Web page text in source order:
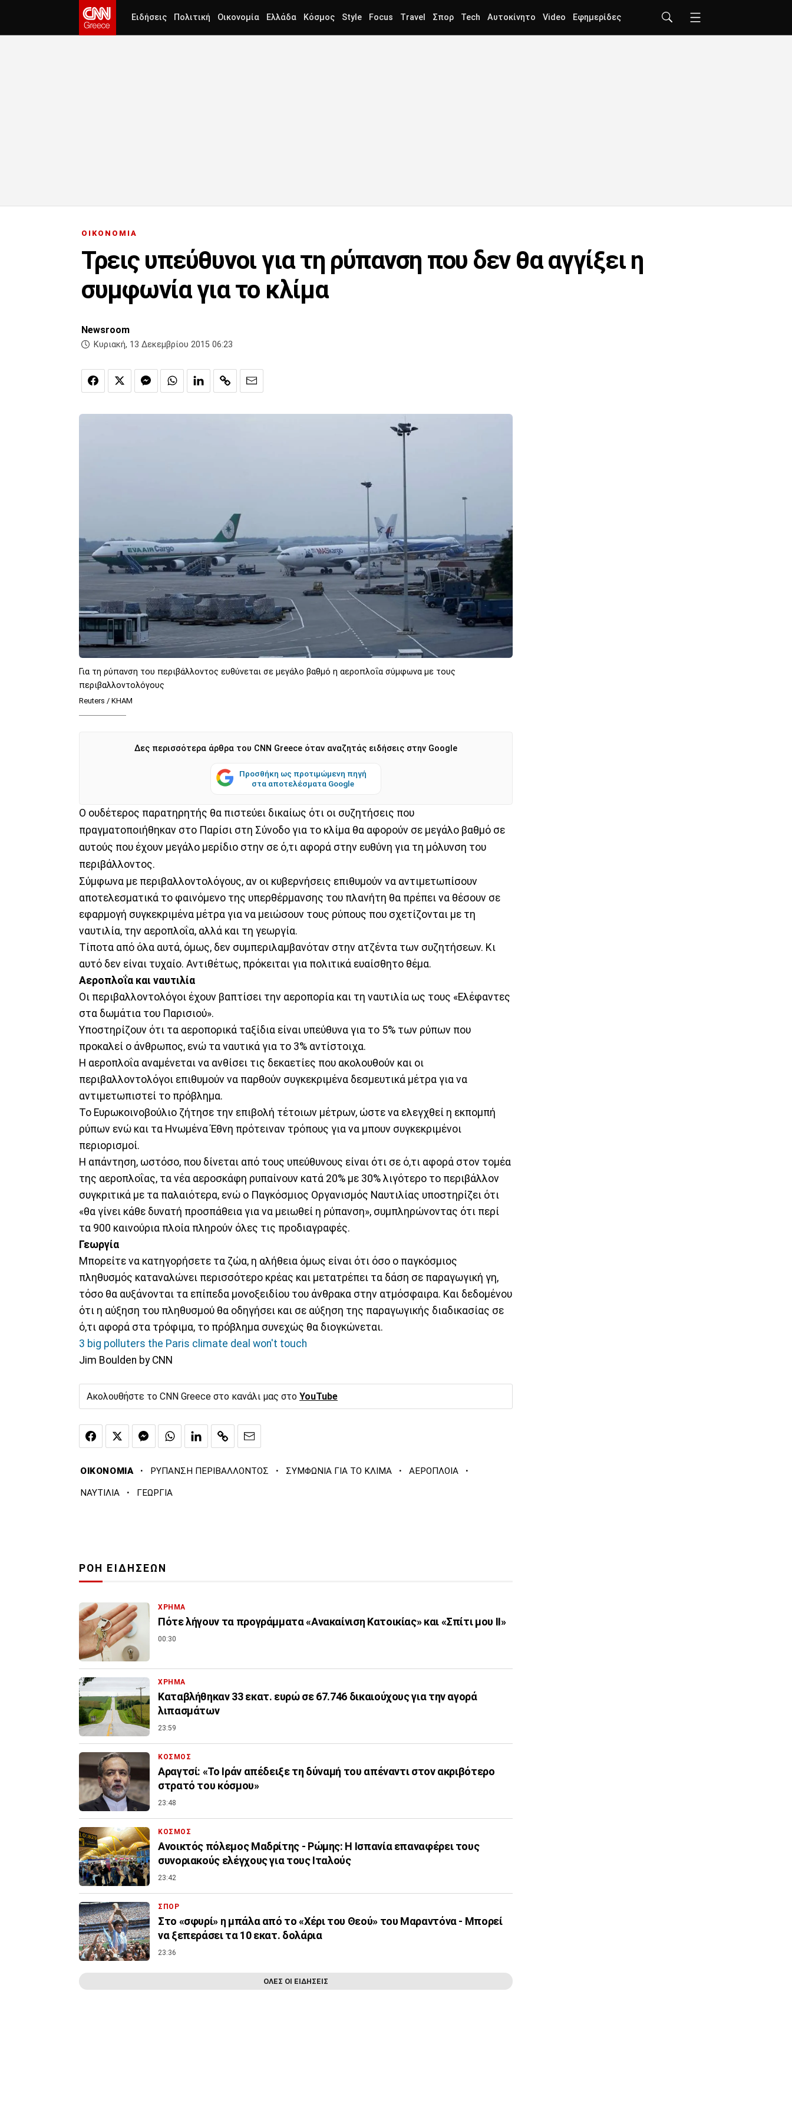
Ειδήσεις Πολιτική Οικονομία Ελλάδα Κόσμος Style Focus Travel Σπορ Tech Αυτοκίνητο Video Εφημερίδες
ΟΙΚΟΝΟΜΙΑ
Τρεις υπεύθυνοι για τη ρύπανση που δεν θα αγγίξει η
συμφωνία για το κλίμα
Newsroom
Κυριακή, 13 Δεκεμβρίου 2015 06:23
Για τη ρύπανση του περιβάλλοντος ευθύνεται σε μεγάλο βαθμό η αεροπλοΐα σύμφωνα με τους
περιβαλλοντολόγους
Reuters / KHAM
Δες περισσότερα άρθρα του CNN Greece όταν αναζητάς ειδήσεις στην Google
Προσθήκη ως προτιμώμενη πηγή
στα αποτελέσματα Google
Ο ουδέτερος παρατηρητής θα πιστεύει δικαίως ότι οι συζητήσεις που
πραγματοποιήθηκαν στο Παρίσι στη Σύνοδο για το κλίμα θα αφορούν σε μεγάλο βαθμό σε
αυτούς που έχουν μεγάλο μερίδιο στην σε ό,τι αφορά στην ευθύνη για τη μόλυνση του
περιβάλλοντος.
Σύμφωνα με περιβαλλοντολόγους, αν οι κυβερνήσεις επιθυμούν να αντιμετωπίσουν
αποτελεσματικά το φαινόμενο της υπερθέρμανσης του πλανήτη θα πρέπει να θέσουν σε
εφαρμογή συγκεκριμένα μέτρα για να μειώσουν τους ρύπους που σχετίζονται με τη
ναυτιλία, την αεροπλοΐα, αλλά και τη γεωργία.
Τίποτα από όλα αυτά, όμως, δεν συμπεριλαμβανόταν στην ατζέντα των συζητήσεων. Κι
αυτό δεν είναι τυχαίο. Αντιθέτως, πρόκειται για πολιτικά ευαίσθητο θέμα.
Αεροπλοΐα και ναυτιλία
Οι περιβαλλοντολόγοι έχουν βαπτίσει την αεροπορία και τη ναυτιλία ως τους «Ελέφαντες
στα δωμάτια του Παρισιού».
Υποστηρίζουν ότι τα αεροπορικά ταξίδια είναι υπεύθυνα για το 5% των ρύπων που
προκαλεί ο άνθρωπος, ενώ τα ναυτικά για το 3% αντίστοιχα.
Η αεροπλοΐα αναμένεται να ανθίσει τις δεκαετίες που ακολουθούν και οι
περιβαλλοντολόγοι επιθυμούν να παρθούν συγκεκριμένα δεσμευτικά μέτρα για να
αντιμετωπιστεί το πρόβλημα.
Το Ευρωκοινοβούλιο ζήτησε την επιβολή τέτοιων μέτρων, ώστε να ελεγχθεί η εκπομπή
ρύπων ενώ και τα Ηνωμένα Έθνη πρότειναν τρόπους για να μπουν συγκεκριμένοι
περιορισμοί.
Η απάντηση, ωστόσο, που δίνεται από τους υπεύθυνους είναι ότι σε ό,τι αφορά στον τομέα
της αεροπλοΐας, τα νέα αεροσκάφη ρυπαίνουν κατά 20% με 30% λιγότερο το περιβάλλον
συγκριτικά με τα παλαιότερα, ενώ ο Παγκόσμιος Οργανισμός Ναυτιλίας υποστηρίζει ότι
«θα γίνει κάθε δυνατή προσπάθεια για να μειωθεί η ρύπανση», συμπληρώνοντας ότι περί
τα 900 καινούρια πλοία πληρούν όλες τις προδιαγραφές.
Γεωργία
Μπορείτε να κατηγορήσετε τα ζώα, η αλήθεια όμως είναι ότι όσο ο παγκόσμιος
πληθυσμός καταναλώνει περισσότερο κρέας και μετατρέπει τα δάση σε παραγωγική γη,
τόσο θα αυξάνονται τα επίπεδα μονοξειδίου του άνθρακα στην ατμόσφαιρα. Και δεδομένου
ότι η αύξηση του πληθυσμού θα οδηγήσει και σε αύξηση της παραγωγικής διαδικασίας σε
ό,τι αφορά στα τρόφιμα, το πρόβλημα συνεχώς θα διογκώνεται.
3 big polluters the Paris climate deal won't touch
Jim Boulden by CNN
Ακολουθήστε το CNN Greece στο κανάλι μας στο YouTube
ΟΙΚΟΝΟΜΙΑ · ΡΥΠΑΝΣΗ ΠΕΡΙΒΑΛΛΟΝΤΟΣ · ΣΥΜΦΩΝΙΑ ΓΙΑ ΤΟ ΚΛΙΜΑ · ΑΕΡΟΠΛΟΙΑ ·
ΝΑΥΤΙΛΙΑ · ΓΕΩΡΓΙΑ
ΡΟΗ ΕΙΔΗΣΕΩΝ
ΧΡΗΜΑ
Πότε λήγουν τα προγράμματα «Ανακαίνιση Κατοικίας» και «Σπίτι μου ΙΙ»
00:30
ΧΡΗΜΑ
Καταβλήθηκαν 33 εκατ. ευρώ σε 67.746 δικαιούχους για την αγορά
λιπασμάτων
23:59
ΚΟΣΜΟΣ
Αραγτσί: «Το Ιράν απέδειξε τη δύναμή του απέναντι στον ακριβότερο
στρατό του κόσμου»
23:48
ΚΟΣΜΟΣ
Ανοικτός πόλεμος Μαδρίτης - Ρώμης: Η Ισπανία επαναφέρει τους
συνοριακούς ελέγχους για τους Ιταλούς
23:42
ΣΠΟΡ
Στο «σφυρί» η μπάλα από το «Χέρι του Θεού» του Μαραντόνα - Μπορεί
να ξεπεράσει τα 10 εκατ. δολάρια
23:36
ΟΛΕΣ ΟΙ ΕΙΔΗΣΕΙΣ